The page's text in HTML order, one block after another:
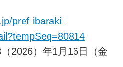
pref-ibaraki-
）年1月16日（金